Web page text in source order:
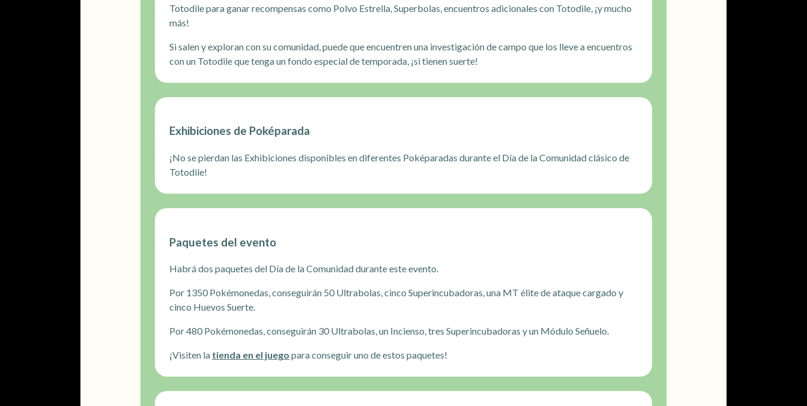
Totodile para ganar recompensas como Polvo Estrella, Superbolas, encuentros adicionales con Totodile, ¡y mucho
más!
Si salen y exploran con su comunidad, puede que encuentren una investigación de campo que los lleve a encuentros
con un Totodile que tenga un fondo especial de temporada, ¡si tienen suerte!
Exhibiciones de Poképarada
¡No se pierdan las Exhibiciones disponibles en diferentes Poképaradas durante el Día de la Comunidad clásico de
Totodile!
Paquetes del evento
Habrá dos paquetes del Día de la Comunidad durante este evento.
Por 1350 Pokémonedas, conseguirán 50 Ultrabolas, cinco Superincubadoras, una MT élite de ataque cargado y
cinco Huevos Suerte.
Por 480 Pokémonedas, conseguirán 30 Ultrabolas, un Incienso, tres Superincubadoras y un Módulo Señuelo.
¡Visiten la tienda en el juego para conseguir uno de estos paquetes!